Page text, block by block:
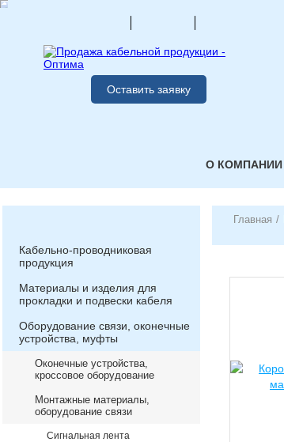
Оставить заявку
О КОМПАНИИ
Кабельно-проводниковая
продукция
Материалы и изделия для
прокладки и подвески кабеля
Оборудование связи, оконечные
устройства, муфты
Оконечные устройства,
кроссовое оборудование
Монтажные материалы,
оборудование связи
Сигнальная лента
Главная /